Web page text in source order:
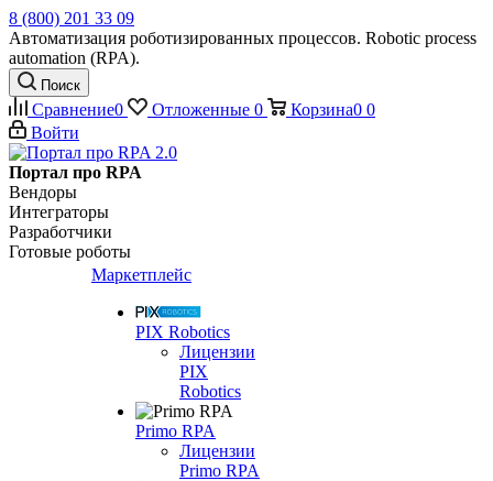
8 (800) 201 33 09
Автоматизация роботизированных процессов. Robotic process
automation (RPA).
Поиск
Сравнение0 Отложенные 0 Корзина0 0
Войти
Портал про RPA
Вендоры
Интеграторы
Разработчики
Готовые роботы
Маркетплейс
PIX Robotics
Лицензии
PIX
Robotics
Primo RPA
Лицензии
Primo RPA